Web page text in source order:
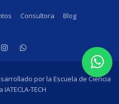
Consultora Blog
por la Escuela de Ciencia
TECH